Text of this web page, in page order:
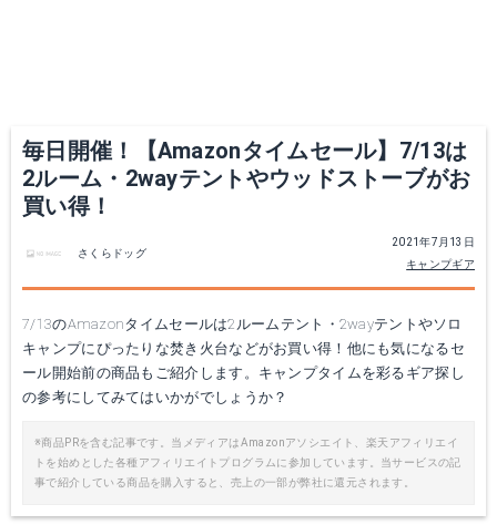
毎日開催！【Amazonタイムセール】7/13は
2ルーム・2wayテントやウッドストーブがお
買い得！
2021年7月13日
キャンプギア
さくらドッグ
7/13のAmazonタイムセールは2ルームテント・2wayテントやソロ
キャンプにぴったりな焚き火台などがお買い得！他にも気になるセ
ール開始前の商品もご紹介します。キャンプタイムを彩るギア探し
の参考にしてみてはいかがでしょうか？
※商品PRを含む記事です。当メディアはAmazonアソシエイト、楽天アフィリエイ
トを始めとした各種アフィリエイトプログラムに参加しています。当サービスの記
事で紹介している商品を購入すると、売上の一部が弊社に還元されます。